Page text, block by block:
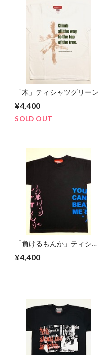
「木」ティシャツグリーン
¥4,400
SOLD OUT
「負けるもんか」ティシャ
¥4,400